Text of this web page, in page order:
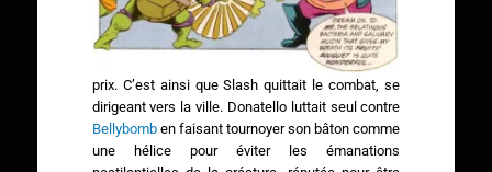
prix. C’est ainsi que Slash quittait le combat, se
dirigeant vers la ville. Donatello luttait seul contre
Bellybomben faisant tournoyer son bâton comme
une hélice pour éviter les émanations